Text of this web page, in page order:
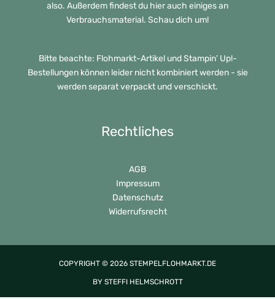
also. Außerdem findest du hier auch einiges an
Verbrauchsmaterial. Schau dich um!
Bitte beachte: Flohmarkt-Artikel und Stampin' Up!-
Bestellungen können leider nicht kombiniert werden - sie
werden separat verpackt und verschickt.
Rechtliches
AGB
Impressum
Datenschutz
Widerrufsrecht
COPYRIGHT © 2026 STEMPELFLOHMARKT.DE
BY STEFFI HELMSCHROTT